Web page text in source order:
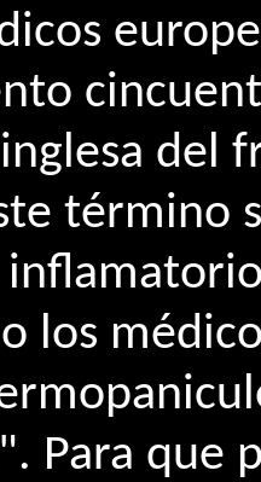
del
término
los
Para que